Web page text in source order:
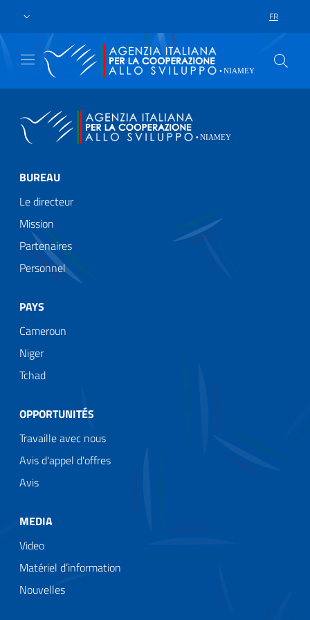
FR
BUREAU
Le directeur
Mission
Partenaires
Personnel
PAYS
Cameroun
Niger
Tchad
OPPORTUNITÉS
Travaille avec nous
Avis d'appel d'offres
Avis
MEDIA
Video
Matériel d’information
Nouvelles